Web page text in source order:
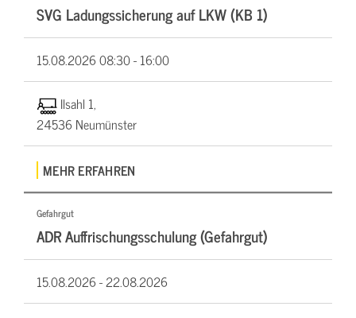
SVG Ladungssicherung auf LKW (KB 1)
15.08.202608:30 - 16:00
Ilsahl 1,
24536 Neumünster
MEHR ERFAHREN
Gefahrgut
ADR Auffrischungsschulung (Gefahrgut)
15.08.2026 -22.08.2026